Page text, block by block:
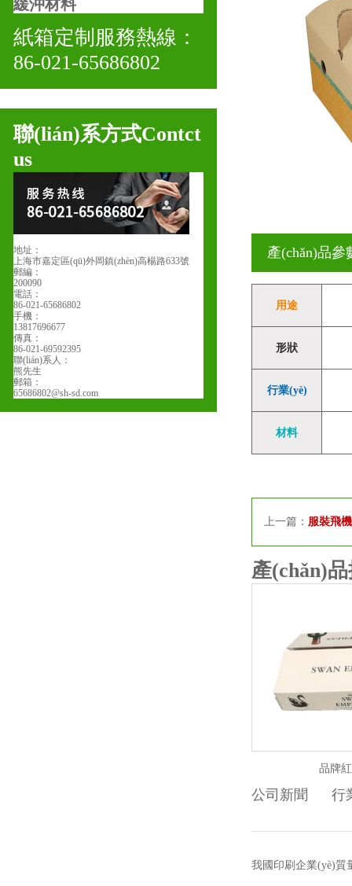
緩沖材料
紙箱定制服務熱線：
86-021-65686802
聯(lián)系方式Contct
us
地址：
上海市嘉定區(qū)外岡鎮(zhèn)高楊路633號
郵編：
200090
電話：
86-021-65686802
手機：
13817696677
傳真：
86-021-69592395
聯(lián)系人：
熊先生
郵箱：
65686802@sh-sd.com
產(chǎn)品參
用途
形狀
行業(yè)
材料
上一篇： 服裝飛
產(chǎn)
品牌
公司新聞 行
我國印刷企業(yè)質